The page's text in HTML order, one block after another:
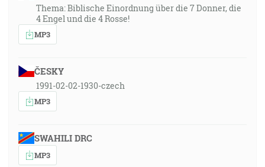
Thema: Biblische Einordnung über die 7 Donner, die
4 Engel und die 4 Rosse!
MP3
ČESKY
1991-02-02-1930-czech
MP3
SWAHILI DRC
MP3